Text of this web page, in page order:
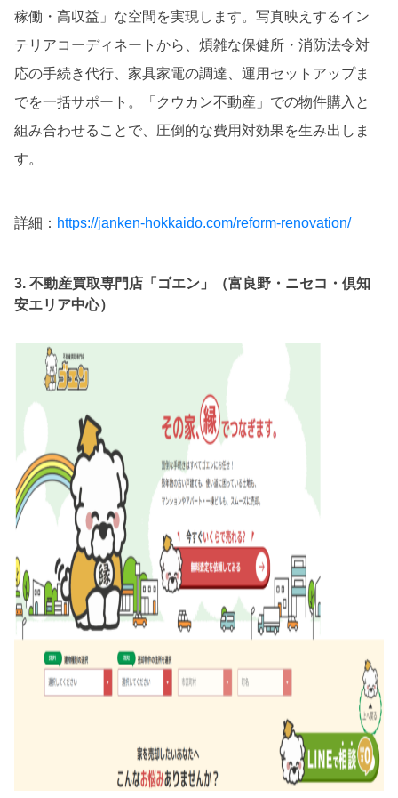
稼働・高収益」な空間を実現します。写真映えするイン
テリアコーディネートから、煩雑な保健所・消防法令対
応の手続き代行、家具家電の調達、運用セットアップま
でを一括サポート。「クウカン不動産」での物件購入と
組み合わせることで、圧倒的な費用対効果を生み出しま
す。
詳細： https://janken-hokkaido.com/reform-renovation/
3. 不動産買取専門店「ゴエン」（富良野・ニセコ・倶知
安エリア中心）